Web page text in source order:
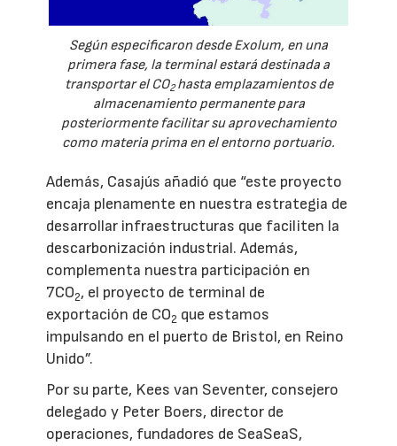
Según especificaron desde Exolum, en una
primera fase, la terminal estará destinada a
transportar el CO2hasta emplazamientos de
almacenamiento permanente para
posteriormente facilitar su aprovechamiento
como materia prima en el entorno portuario.
Además, Casajús añadió que “este proyecto
encaja plenamente en nuestra estrategia de
desarrollar infraestructuras que faciliten la
descarbonización industrial. Además,
complementa nuestra participación en
7CO2, el proyecto de terminal de
exportación de CO2 que estamos
impulsando en el puerto de Bristol, en Reino
Unido”.
Por su parte, Kees van Seventer, consejero
delegado y Peter Boers, director de
operaciones, fundadores de SeaSeaS,